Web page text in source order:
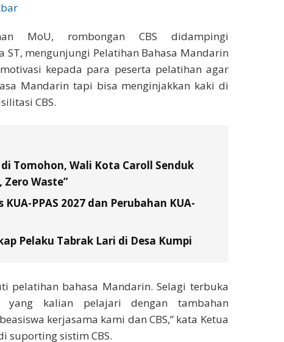
MoU, rombongan CBS didampingi
ST, mengunjungi Pelatihan Bahasa Mandarin
kepada para peserta pelatihan agar
Mandarin tapi bisa menginjakkan kaki di
CBS.
Tomohon, Wali Kota Caroll Senduk
Waste”
PPAS 2027 dan Perubahan KUA-
Pelaku Tabrak Lari di Desa Kumpi
pelatihan bahasa Mandarin. Selagi terbuka
yang kalian pelajari dengan tambahan
kerjasama kami dan CBS,” kata Ketua
suporting sistim CBS.